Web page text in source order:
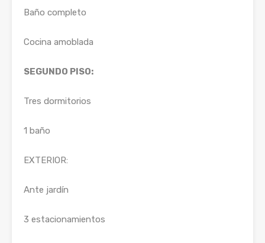
Baño completo
Cocina amoblada
SEGUNDO PISO:
Tres dormitorios
1 baño
EXTERIOR:
Ante jardín
3 estacionamientos